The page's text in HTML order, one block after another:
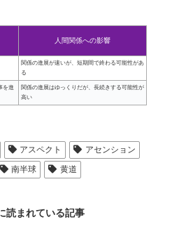
人間関係への影響
関係の進展が速いが、短期間で終わる可能性があ
る
を進
関係の進展はゆっくりだが、長続きする可能性が
高い
アスペクト
アセンション
南半球 黄道
読まれている記事